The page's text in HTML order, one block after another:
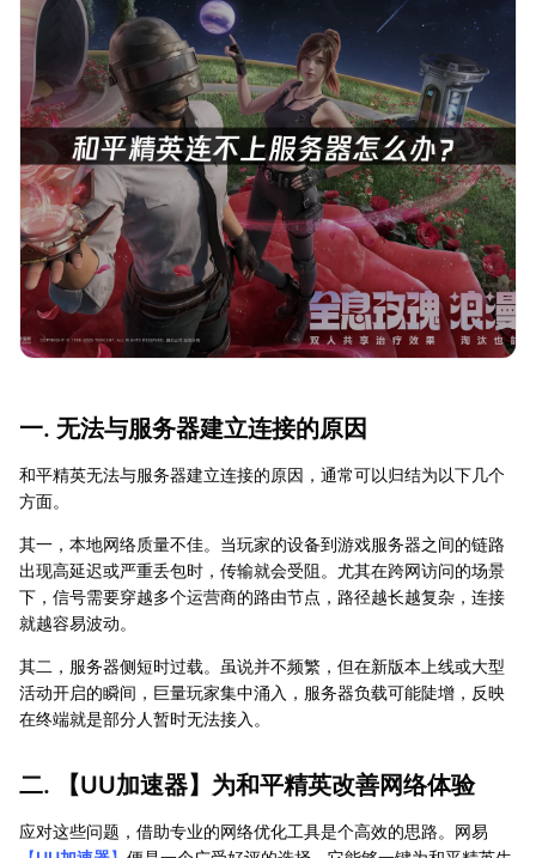
一. 无法与服务器建立连接的原因
和平精英无法与服务器建立连接的原因，通常可以归结为以下几个
方面。
其一，本地网络质量不佳。当玩家的设备到游戏服务器之间的链路
出现高延迟或严重丢包时，传输就会受阻。尤其在跨网访问的场景
下，信号需要穿越多个运营商的路由节点，路径越长越复杂，连接
就越容易波动。
其二，服务器侧短时过载。虽说并不频繁，但在新版本上线或大型
活动开启的瞬间，巨量玩家集中涌入，服务器负载可能陡增，反映
在终端就是部分人暂时无法接入。
二. 【UU加速器】为和平精英改善网络体验
应对这些问题，借助专业的网络优化工具是个高效的思路。网易